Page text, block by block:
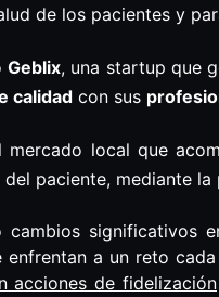
de los pacientes y
Geblix, una startup que
calidad con sus
mercado local que
paciente, mediante la
significativos
a un reto
acciones de fidelización